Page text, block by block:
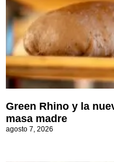
Green Rhino y la
masa madre
agosto 7, 2026